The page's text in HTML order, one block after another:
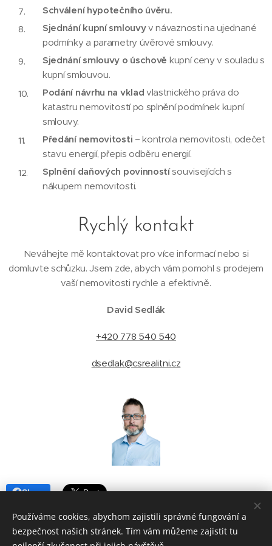
Schválení hypotečního úvěru.
Sjednání kupní smlouvyv návaznosti na ujednané
podmínky a parametry úvěrové smlouvy.
Sjednání smlouvy o úschově kupní ceny v souladu s
kupní smlouvou.
Podání návrhu na vklad vlastnického práva do
katastru nemovitostí po splnění podmínek kupní
smlouvy.
Předání nemovitosti – kontrola nemovitosti, odečet
stavu energií, přepis odběru energií.
Splnění daňových povinnostísouvisejících s
nákupem nemovitosti.
Rychlý kontakt
Neváhejte mě kontaktovat pro více informací nebo si
domluvte schůzku. Jsem zde, abych vám pomohl s prodejem
vaší nemovitosti rychle a efektivně.
David Sedlák
+420 778 540 540
dsedlak@csrealitni.cz
Share
Používáme cookies, abychom zajistili správné fungování a
bezpečnost našich stránek. Tím vám můžeme zajistit tu